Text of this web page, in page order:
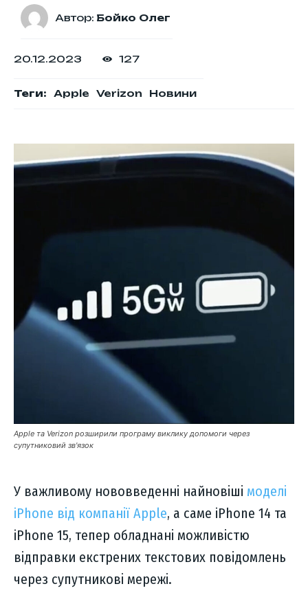
Автор: Бойко Олег
20.12.2023 127
Теги: Apple Verizon Новини
Apple та Verizon розширили програму виклику допомоги через
супутниковий зв'язок
У важливому нововведенні найновіші моделі
iPhone від компанії Apple, а саме iPhone 14 та
iPhone 15, тепер обладнані можливістю
відправки екстрених текстових повідомлень
через супутникові мережі.